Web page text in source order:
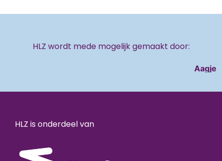
HLZ wordt mede mogelijk gemaakt door:
Aagje
HLZ is onderdeel van